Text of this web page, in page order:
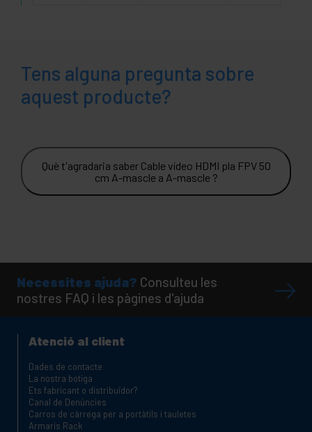
Tens alguna pregunta sobre
aquest producte?
Què t'agradaria saber Cable vídeo HDMI pla FPV 50
cm A-mascle a A-mascle ?
Necessites ajuda? Consulteu les
nostres FAQ i les pàgines d'ajuda
Atenció al client
Dades de contacte
La nostra botiga
Ets fabricant o distribuïdor?
Canal de Denúncies
Carros de càrrega per a portàtils i tauletes
Armaris Rack